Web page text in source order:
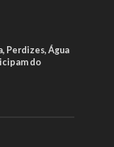
Perdizes, Água
do